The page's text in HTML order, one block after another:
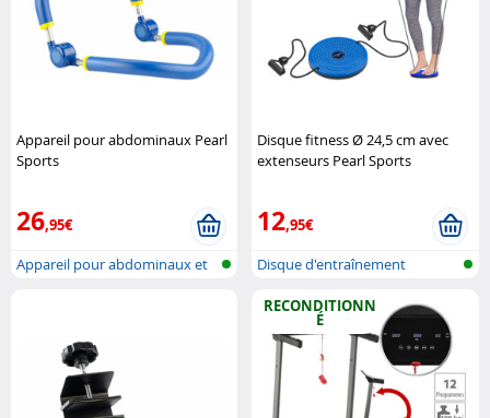
Appareil pour abdominaux Pearl
Sports
26,95€
Appareil pour abdominaux et
Disque fitness Ø 24,5 cm avec
extenseurs Pearl Sports
12,95€
Disque d'entraînement
RECONDITIONN
É